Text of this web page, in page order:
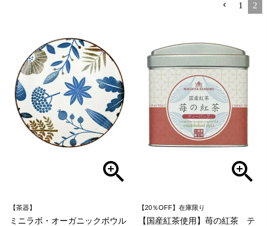
1 2
【茶器】
ミニラボ・オーガニックボウル
【20％OFF】在庫限り
【国産紅茶使用】苺の紅茶 テ